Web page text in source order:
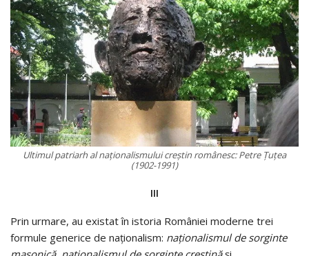
Ultimul patriarh al naţionalismului creştin românesc: Petre Ţuţea
(1902-1991)
III
Prin urmare, au existat în istoria României moderne trei
formule generice de naţionalism: naţionalismul de sor­ginte